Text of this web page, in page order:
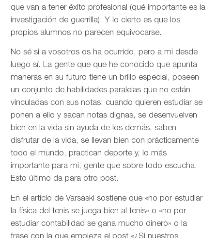
que van a tener éxito profesional (qué importante es la
investigación de guerrilla). Y lo cierto es que los
propios alumnos no parecen equivocarse.
No sé si a vosotros os ha ocurrido, pero a mi desde
luego sí. La gente que que he conocido que apunta
maneras en su futuro tiene un brillo especial, poseen
un conjunto de habilidades paralelas que no están
vinculadas con sus notas: cuando quieren estudiar se
ponen a ello y sacan notas dignas, se desenvuelven
bien en la vida sin ayuda de los demás, saben
disfrutar de la vida, se llevan bien con prácticamente
todo el mundo, practican deporte y, lo más
importante para mi, gente que sobre todo escucha.
Esto último da para otro post.
En el artíclo deVarsaski sostiene que «no por estudiar
la física del tenis se juega bien al tenis» o «no por
estudiar contabilidad se gana mucho dinero» o la